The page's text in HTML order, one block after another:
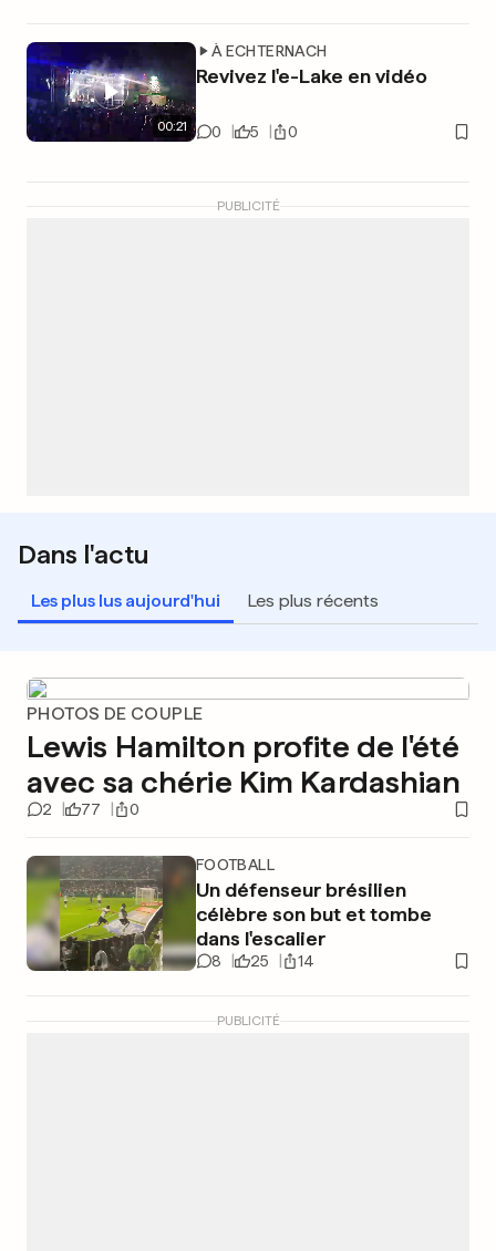
00:21
À ECHTERNACH
Revivez l'e-Lake en vidéo
0 5 0
PUBLICITÉ
Dans l'actu
Les plus lus aujourd'hui Les plus récents
PHOTOS DE COUPLE
Lewis Hamilton profite de l'été
avec sa chérie Kim Kardashian
2 77 0
FOOTBALL
Un défenseur brésilien
célèbre son but et tombe
dans l'escalier
8 25 14
PUBLICITÉ